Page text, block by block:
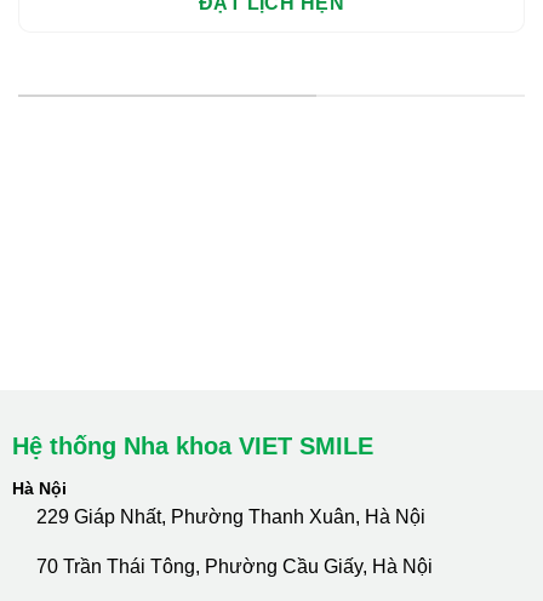
Hệ thống Nha khoa VIET SMILE
Hà Nội
229 Giáp Nhất, Phường Thanh Xuân, Hà Nội
70 Trần Thái Tông, Phường Cầu Giấy, Hà Nội